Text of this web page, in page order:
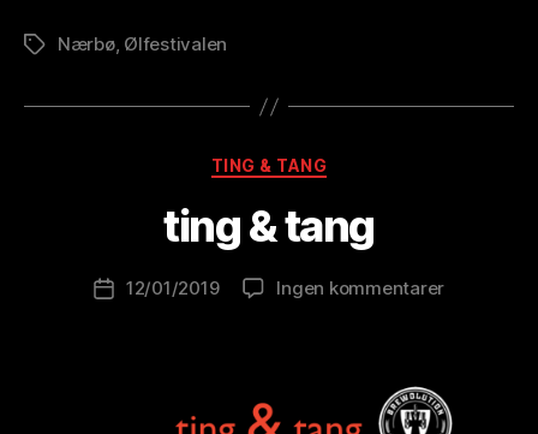
Stikkord
Nærbø, Ølfestivalen
Kategorier
TING & TANG
ting & tang
Innleggsforfatter
A
B
r
w
l
is
Publiseringsdato
12/01/2019 Ingen kommentarertil